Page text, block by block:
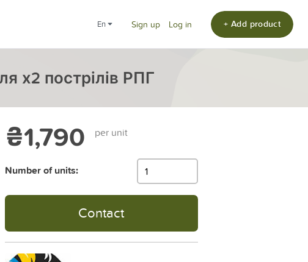
en Sign up Log in + Add product
х2 пострілів РПГ
₴1,790 per unit
Number of units:
Contact